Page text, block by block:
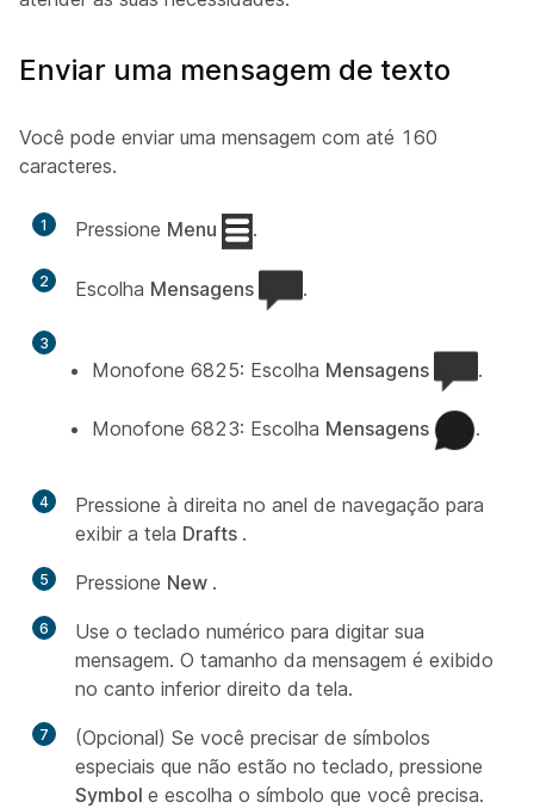
Enviar uma mensagem de texto
Você pode enviar uma mensagem com até 160
caracteres.
1 Pressione Menu .
2 Escolha Mensagens .
3
Monofone 6825: Escolha Mensagens .
Monofone 6823: Escolha Mensagens .
4
Pressione à direita no anel de navegação para
exibir a tela Drafts .
5 Pressione New .
6
Use o teclado numérico para digitar sua
mensagem. O tamanho da mensagem é exibido
no canto inferior direito da tela.
7
(Opcional) Se você precisar de símbolos
especiais que não estão no teclado, pressione
Symbol e escolha o símbolo que você precisa.